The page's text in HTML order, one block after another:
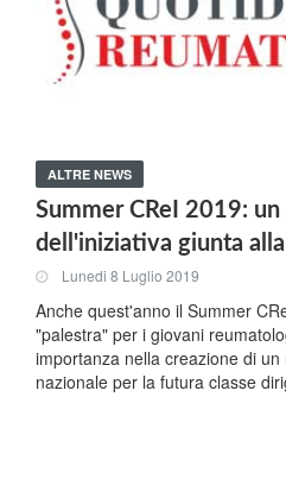
ALTRE NEWS
Summer CReI 2019:
dell'iniziativa giunta
Lunedi 8 Luglio 2019
Anche quest'anno il Summer
"palestra" per i giovani
importanza nella creazione di
nazionale per la futura classe